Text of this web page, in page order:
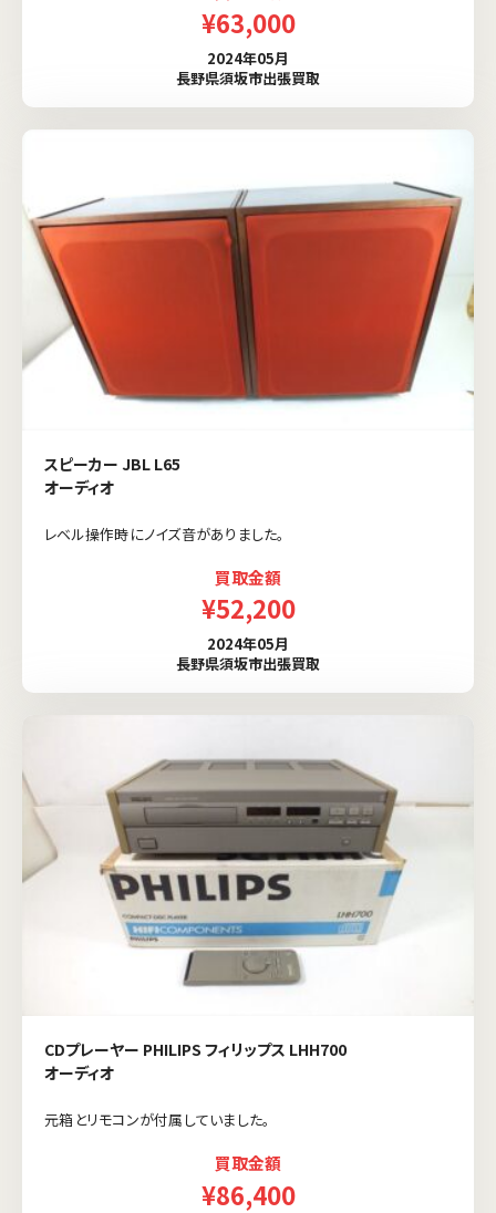
¥63,000
2024年05月
長野県須坂市出張買取
スピーカー JBL L65
オーディオ
レベル操作時にノイズ音がありました。
買取金額
¥52,200
2024年05月
長野県須坂市出張買取
CDプレーヤー PHILIPS フィリップス LHH700
オーディオ
元箱とリモコンが付属していました。
買取金額
¥86,400